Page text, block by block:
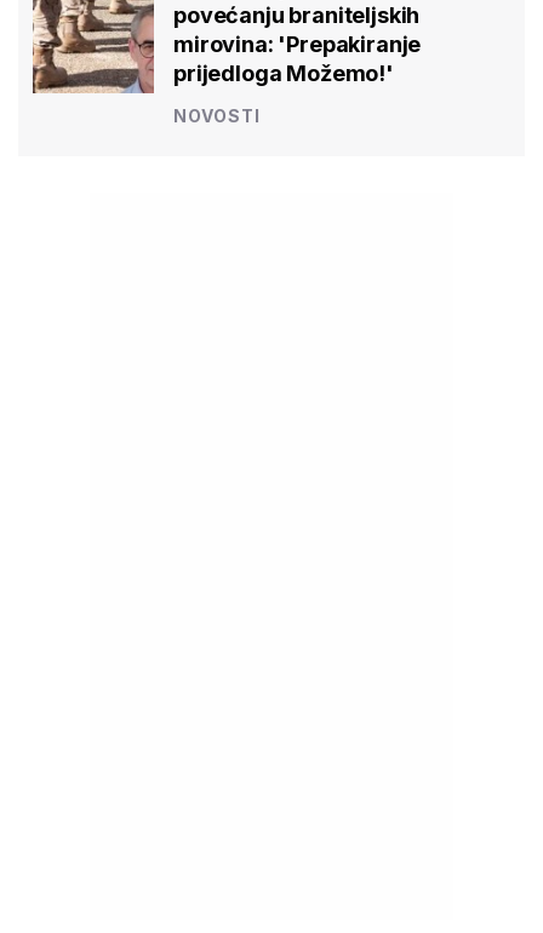
povećanju braniteljskih
mirovina: 'Prepakiranje
prijedloga Možemo!'
NOVOSTI